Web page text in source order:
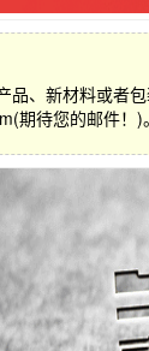
品、新材料或者
期待您的邮件！)。